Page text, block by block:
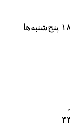
شنبه تا چهارشنبه از ساعت ۹:۳۰ الی ۱۸:۰۰ پنج‌شنبه‌ها